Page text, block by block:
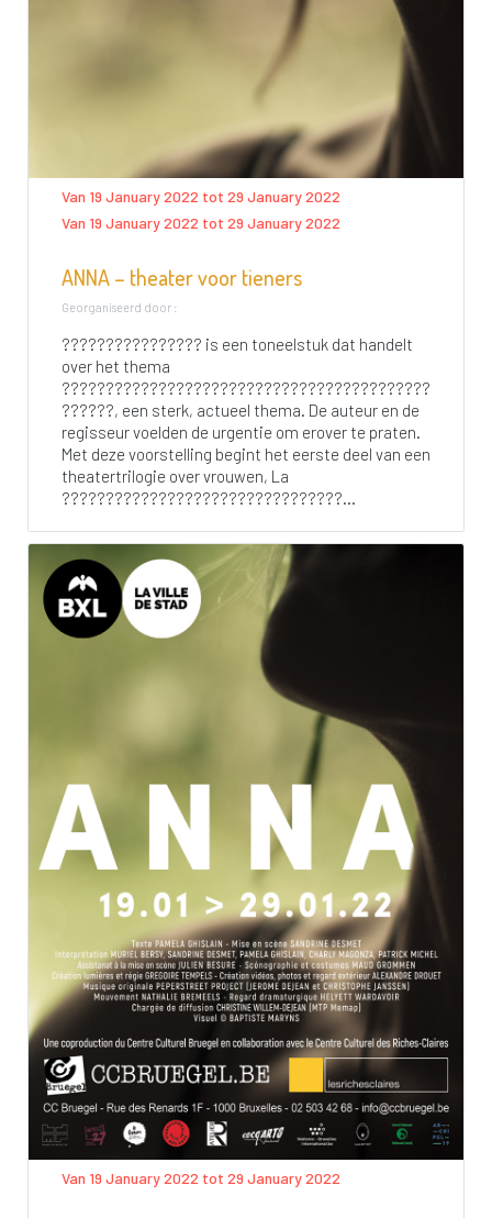
Van 19 January 2022 tot 29 January 2022
Van 19 January 2022 tot 29 January 2022
ANNA – theater voor tieners
Georganiseerd door :
???????????????? is een toneelstuk dat handelt
over het thema
??????????????????????????????????????????
??????, een sterk, actueel thema. De auteur en de
regisseur voelden de urgentie om erover te praten.
Met deze voorstelling begint het eerste deel van een
theatertrilogie over vrouwen, La
????????????????????????????????...
Van 19 January 2022 tot 29 January 2022